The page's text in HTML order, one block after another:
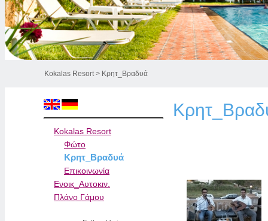
Kokalas Resort> Κρητ_Βραδυά
Kokalas Resort
Φώτο
Κρητ_Βραδυά
Επικοινωνία
Ενοικ_Αυτοκιν.
Πλάνο Γάμου